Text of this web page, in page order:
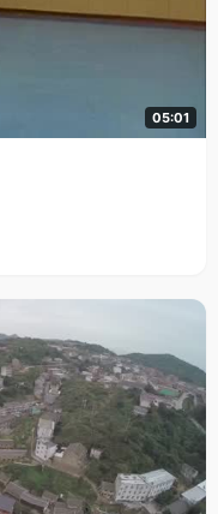
05:01